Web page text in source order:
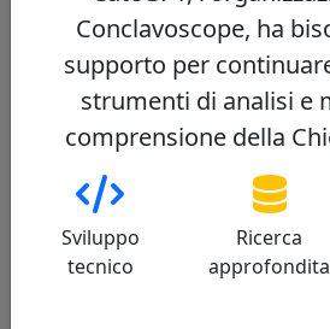
e diplomatica.
Vedi
Angelo De Donatis
Conclavoscope, ha
supporto per
strumenti di analisi e
comprensione della
Sviluppo
tecnico
Ricerca
approfondita